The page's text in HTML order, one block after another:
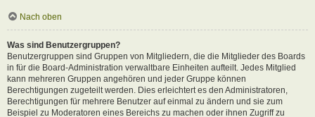
Nach oben
Was sind Benutzergruppen?
Benutzergruppen sind Gruppen von Mitgliedern, die die Mitglieder des Boards
in für die Board-Administration verwaltbare Einheiten aufteilt. Jedes Mitglied
kann mehreren Gruppen angehören und jeder Gruppe können
Berechtigungen zugeteilt werden. Dies erleichtert es den Administratoren,
Berechtigungen für mehrere Benutzer auf einmal zu ändern und sie zum
Beispiel zu Moderatoren eines Bereichs zu machen oder ihnen Zugriff zu